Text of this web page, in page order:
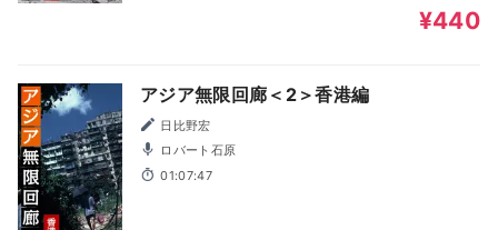
¥440
アジア無限回廊＜2＞香港編
日比野宏
ロバート石原
01:07:47